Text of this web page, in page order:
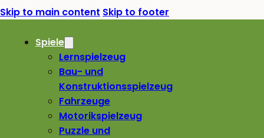
Skip to main content Skip to footer
Spiele
Lernspielzeug
Bau- und
Konstruktionsspielzeug
Fahrzeuge
Motorikspielzeug
Puzzle und